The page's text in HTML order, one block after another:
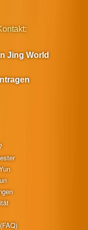
Jing World